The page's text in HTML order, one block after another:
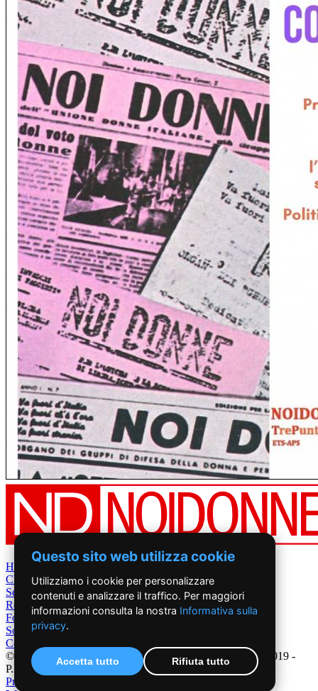
Home
Chi Siamo
Settimanale
Rete News
Foto&Video
Sostienici
Contatti
©2019 - NoiDonne - Iscrizione ROC n.33421 del 23 /09/ 2019 -
P.IVA 00878931005
Privacy Policy
Questo sito web utilizza cookie
Utilizziamo i cookie per personalizzare
contenuti e analizzare il traffico. Per maggiori
informazioni consulta la nostra Informativa sulla
privacy.
Accetta tutto Rifiuta tutto